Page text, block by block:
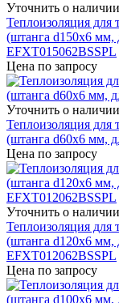
Уточнить о наличии
Теплоизоляция для
(штанга d150x6 мм,
EFXT015062BSSPL
Цена по запросу
Уточнить о наличии
Теплоизоляция для
(штанга d60x6 мм,
Цена по запросу
Уточнить о наличии
Теплоизоляция для
(штанга d120x6 мм,
EFXT012062BSSPL
Цена по запросу